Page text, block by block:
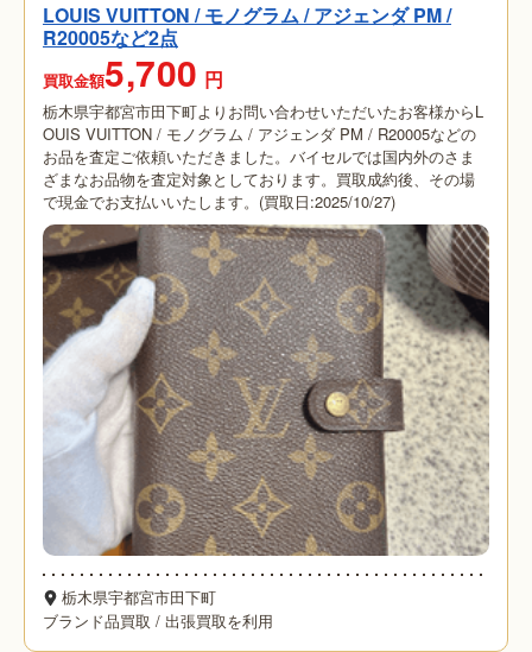
LOUIS VUITTON / モノグラム / アジェンダ PM /
R20005など2点
買取金額5,700 円
栃木県宇都宮市田下町よりお問い合わせいただいたお客様からL
OUIS VUITTON / モノグラム / アジェンダ PM / R20005などの
お品を査定ご依頼いただきました。バイセルでは国内外のさま
ざまなお品物を査定対象としております。買取成約後、その場
で現金でお支払いいたします。(買取日:2025/10/27)
栃木県宇都宮市田下町
ブランド品買取 / 出張買取を利用